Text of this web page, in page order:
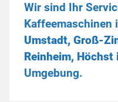
Wir sind Ihr
Kaffeemaschinen
Umstadt, Groß-
Reinheim, Höchst
Umgebung.